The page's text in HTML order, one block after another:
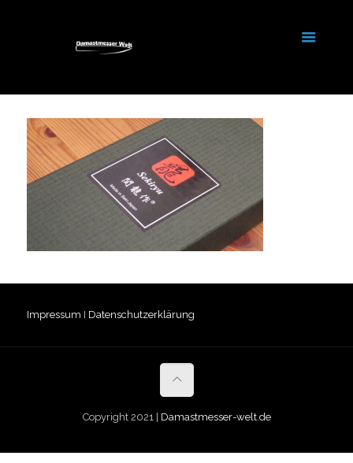
Impressum I Datenschutzerklärung
Copyright 2021 | Damastmesser-welt.de